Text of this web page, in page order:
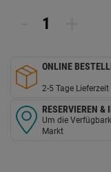
ONLINE
2-5 Tage Lieferzeit
RESERVIEREN &
Um die
Markt